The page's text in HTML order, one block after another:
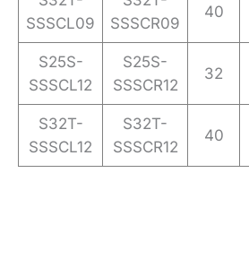
SSSCL09
SSSCR09
40
S25S-
SSSCL12
S25S-
SSSCR12
32
S32T-
SSSCL12
S32T-
SSSCR12
40